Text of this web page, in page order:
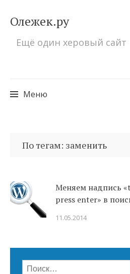
Олежек.ру
Ещё один херовый сайт
Меню
кПо тегам: заменить
Меняем надпись
press enter» в
11.05.2014
Найти: